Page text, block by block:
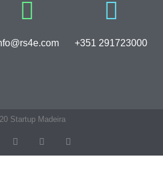
+351 291723000
Startup Madeira